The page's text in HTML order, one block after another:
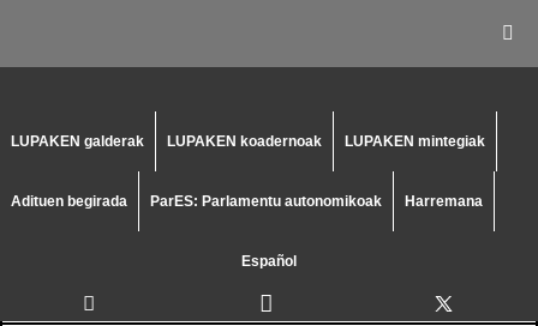
LUPAKEN galderak LUPAKEN koadernoak LUPAKEN mintegiak
Adituen begirada ParES: Parlamentu autonomikoak Harremana
Español